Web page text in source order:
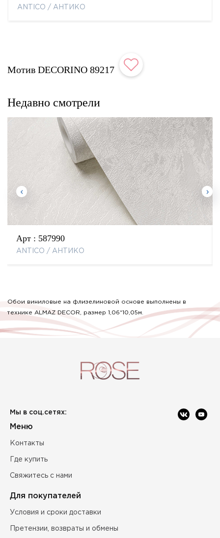
ANTICO / АНТИКО
Мотив DECORINO 89217
Недавно смотрели
Арт : 587990
ANTICO / АНТИКО
Обои виниловые на флизелиновой основе выполнены в
технике ALMAZ DECOR, размер 1,06*10,05м.
Мы в соц.сетях:
Меню
Контакты
Где купить
Свяжитесь с нами
Для покупателей
Условия и сроки доставки
Претензии, возвраты и обмены